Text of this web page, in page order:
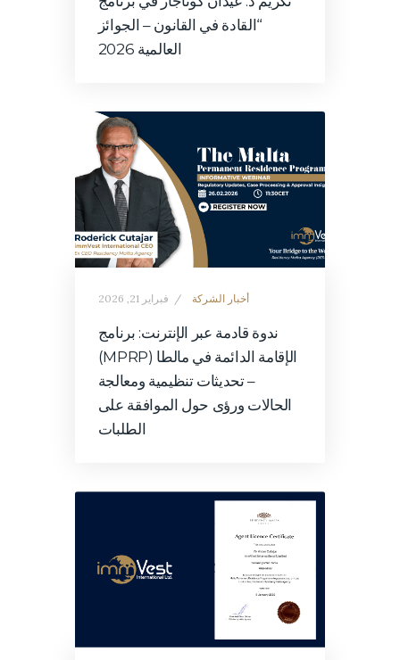
“القادة في القانون – الجوائز
العالمية 2026
أخبار الشركة فبراير 21, 2026
ندوة قادمة عبر الإنترنت: برنامج
الإقامة الدائمة في مالطا (MPRP)
– تحديثات تنظيمية ومعالجة
الحالات ورؤى حول الموافقة على
الطلبات